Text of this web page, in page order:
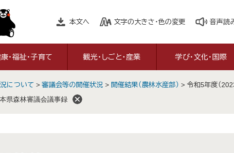
本文へ 文字の大きさ・色の変更 音声読
・福祉・子育て 観光・しごと・産業 学び・文化・国際
について > 審議会等の開催状況 > 開催結果（農林水産部） > 令和5年度（
県森林審議会議事録